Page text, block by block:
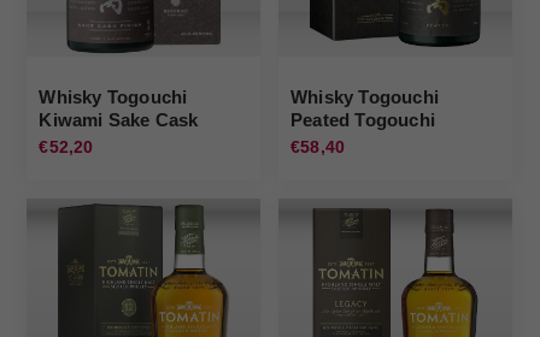
Whisky Togouchi
Kiwami Sake Cask
Togouchi
€52,20
Whisky Togouchi
Peated Togouchi
€58,40